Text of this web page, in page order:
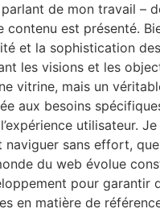
de mon travail –
contenu est présenté.
et la sophistication
les visions et les
vitrine, mais un
aux besoins
utilisateur.
sans effort,
du web évolue
pour
en matière de